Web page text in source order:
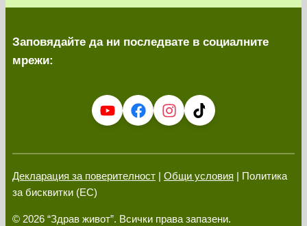
Заповядайте да ни последвате в социалните
мрежи:
Декларация за поверителност | Общи условия | Политика
за бисквитки (ЕС)
© 2026 “Здрав живот”. Всички права запазени.